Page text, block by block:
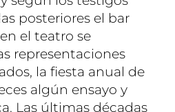
posteriores el bar
el teatro se
representaciones
la fiesta anual de
algún ensayo y
Las últimas décadas